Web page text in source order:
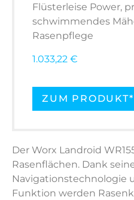
Flüsterleise Power,
schwimmendes
Rasenpflege
1.033,22 €
ZUM PRODUKT*
Der Worx Landroid
Rasenflächen. Dank
Navigationstechnologie
Funktion werden